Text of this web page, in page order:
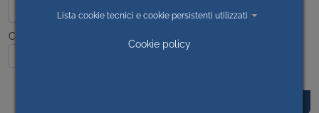
Contenuto
Lista cookie tecnici e cookie persistenti utilizzati
Cookie policy